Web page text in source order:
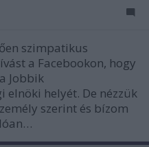
szimpatikus
a Facebookon, hogy
Jobbik
helyét. De nézzük
szerint és bízom